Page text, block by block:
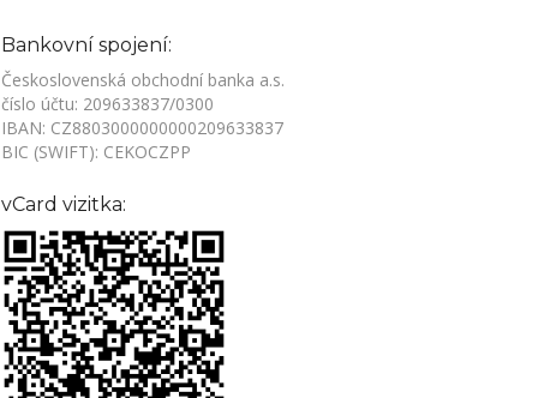
Bankovní spojení:
Československá obchodní banka a.s.
číslo účtu: 209633837/0300
IBAN: CZ8803000000000209633837
BIC (SWIFT): CEKOCZPP
vCard vizitka: